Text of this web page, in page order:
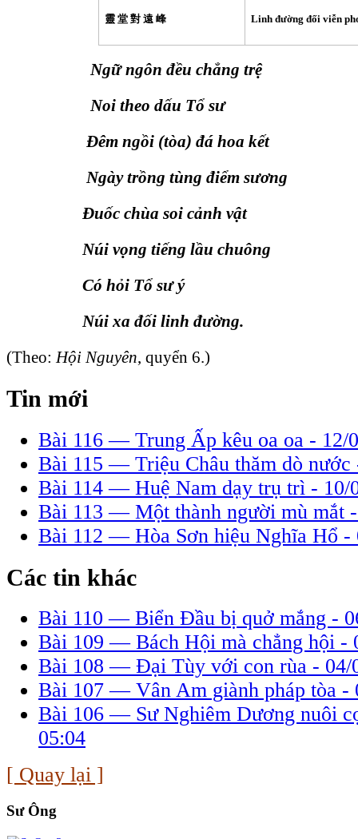
靈 堂 對 遠 峰 Linh đường đối viễn
Ngữ ngôn đều chẳng trệ
Noi theo dấu Tổ sư
Ðêm ngồi (tòa) đá hoa kết
Ngày trồng tùng điểm sương
Ðuốc chùa soi cảnh vật
Núi vọng tiếng lầu chuông
Có hỏi Tổ sư ý
Núi xa đối linh đường.
(Theo:Hội Nguyên, quyển 6.)
Tin mới
Bài 116 — Trung Ấp kêu oa oa - 12/
Bài 115 — Triệu Châu thăm dò
Bài 114 — Huệ Nam dạy trụ trì - 10/
Bài 113 — Một thành người mù mắt
Bài 112 — Hòa Sơn hiệu Nghĩa Hổ -
Các tin khác
Bài 110 — Biển Ðầu bị quở mắng -
Bài 109 — Bách Hội mà chẳng hội -
Bài 108 — Ðại Tùy với con rùa - 04/
Bài 107 — Vân Am giành pháp tòa -
Bài 106 — Sư Nghiêm Dương nuôi
05:04
[ Quay lại ]
Sư Ông